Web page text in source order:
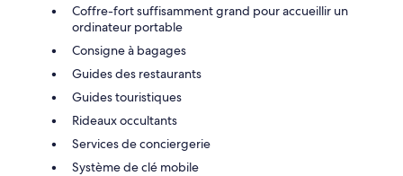
Coffre-fort suffisamment grand pour accueillir un
ordinateur portable
Consigne à bagages
Guides des restaurants
Guides touristiques
Rideaux occultants
Services de conciergerie
Système de clé mobile